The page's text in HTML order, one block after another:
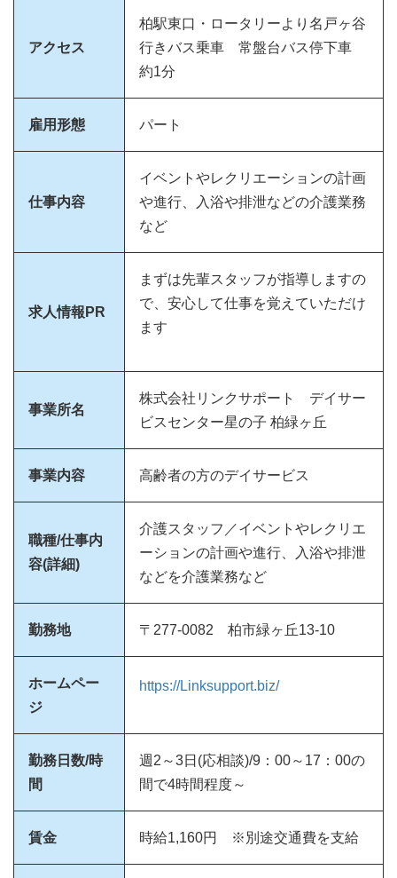
アクセス
柏駅東口・ロータリーより名戸ヶ谷
行きバス乗車 常盤台バス停下車
約1分
雇用形態 パート
仕事内容
イベントやレクリエーションの計画
や進行、入浴や排泄などの介護業務
など
求人情報PR
まずは先輩スタッフが指導しますの
で、安心して仕事を覚えていただけ
ます
事業所名
株式会社リンクサポート デイサー
ビスセンター星の子 柏緑ヶ丘
事業内容 高齢者の方のデイサービス
職種/仕事内
容(詳細)
介護スタッフ／イベントやレクリエ
ーションの計画や進行、入浴や排泄
などを介護業務など
勤務地 〒277-0082 柏市緑ヶ丘13-10
ホームペー
ジ
https://Linksupport.biz/
勤務日数/時
間
週2～3日(応相談)/9：00～17：00の
間で4時間程度～
賃金 時給1,160円 ※別途交通費を支給